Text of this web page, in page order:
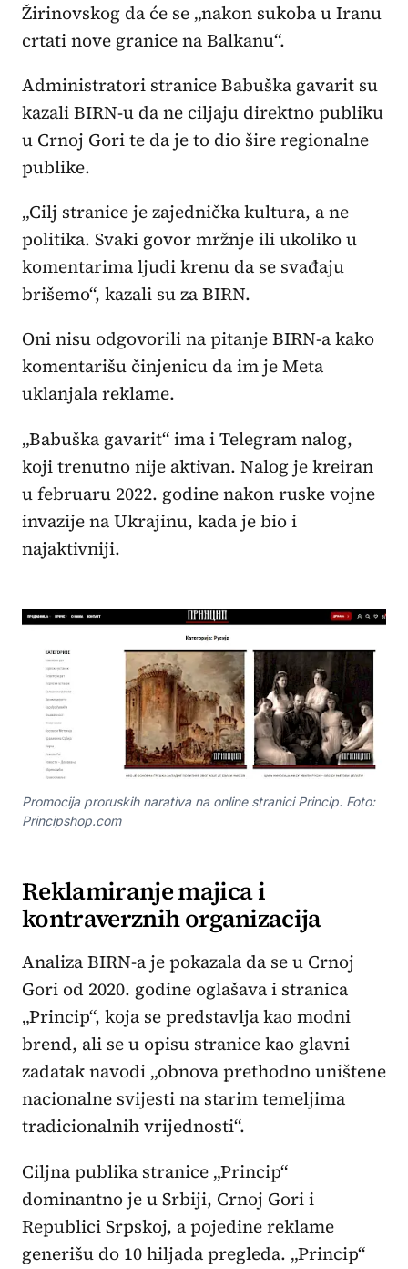
Žirinovskog da će se „nakon sukoba u Iranu
crtati nove granice na Balkanu“.
Administratori stranice Babuška gavarit su
kazali BIRN-u da ne ciljaju direktno publiku
u Crnoj Gori te da je to dio šire regionalne
publike.
„Cilj stranice je zajednička kultura, a ne
politika. Svaki govor mržnje ili ukoliko u
komentarima ljudi krenu da se svađaju
brišemo“, kazali su za BIRN.
Oni nisu odgovorili na pitanje BIRN-a kako
komentarišu činjenicu da im je Meta
uklanjala reklame.
„Babuška gavarit“ ima i Telegram nalog,
koji trenutno nije aktivan. Nalog je kreiran
u februaru 2022. godine nakon ruske vojne
invazije na Ukrajinu, kada je bio i
najaktivniji.
Promocija proruskih narativa na online stranici Princip. Foto:
Principshop.com
Reklamiranje majica i
kontraverznih organizacija
Analiza BIRN-a je pokazala da se u Crnoj
Gori od 2020. godine oglašava i stranica
„Princip“, koja se predstavlja kao modni
brend, ali se u opisu stranice kao glavni
zadatak navodi „obnova prethodno uništene
nacionalne svijesti na starim temeljima
tradicionalnih vrijednosti“.
Ciljna publika stranice „Princip“
dominantno je u Srbiji, Crnoj Gori i
Republici Srpskoj, a pojedine reklame
generišu do 10 hiljada pregleda. „Princip“